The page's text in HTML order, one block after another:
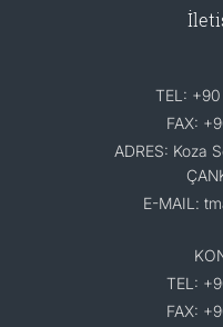
TEL: +90
FAX:
ADRES: Koza
E-MAIL:
TEL:
FAX: